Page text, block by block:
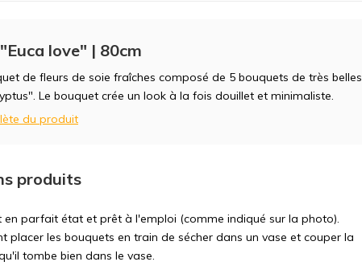
love" | 80cm
de fleurs de soie fraîches composé de 5 bouquets de très belles
Le bouquet crée un look à la fois douillet et minimaliste.
du produit
produits
en parfait état et prêt à l'emploi (comme indiqué sur la photo).
placer les bouquets en train de sécher dans un vase et couper la
tombe bien dans le vase.